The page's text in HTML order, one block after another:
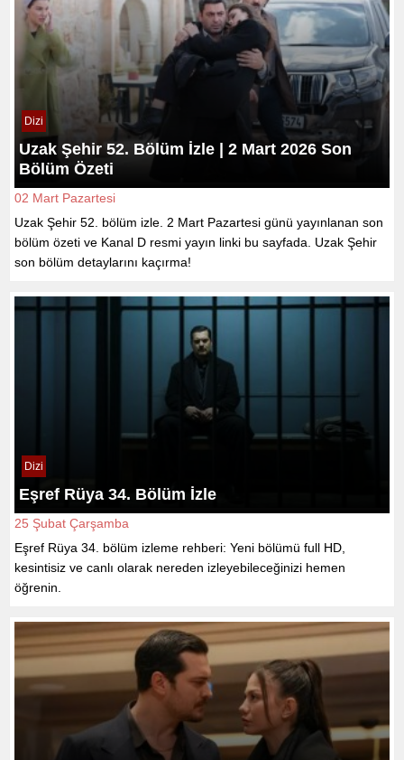
Dizi
Uzak Şehir 52. Bölüm İzle | 2 Mart 2026 Son
Bölüm Özeti
02 Mart Pazartesi
Uzak Şehir 52. bölüm izle. 2 Mart Pazartesi günü yayınlanan son
bölüm özeti ve Kanal D resmi yayın linki bu sayfada. Uzak Şehir
son bölüm detaylarını kaçırma!
Dizi
Eşref Rüya 34. Bölüm İzle
25 Şubat Çarşamba
Eşref Rüya 34. bölüm izleme rehberi: Yeni bölümü full HD,
kesintisiz ve canlı olarak nereden izleyebileceğinizi hemen
öğrenin.